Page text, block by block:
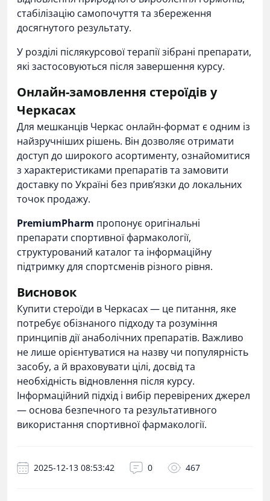
стабілізацію самопочуття та збереження
досягнутого результату.
У розділі післякурсової терапіїзібрані препарати,
які застосовуються після завершення курсу.
Онлайн-замовлення стероїдів у
Черкасах
Для мешканців Черкас онлайн-формат є одним із
найзручніших рішень. Він дозволяє отримати
доступ до широкого асортименту, ознайомитися
з характеристиками препаратів та замовити
доставку по Україні без прив’язки до локальних
точок продажу.
PremiumPharm пропонує оригінальні
препарати спортивної фармакології,
структурований каталог та інформаційну
підтримку для спортсменів різного рівня.
Висновок
Купити стероїди в Черкасах — це питання, яке
потребує обізнаного підходу та розуміння
принципів дії анаболічних препаратів. Важливо
не лише орієнтуватися на назву чи популярність
засобу, а й враховувати цілі, досвід та
необхідність відновлення після курсу.
Інформаційний підхід і вибір перевірених джерел
— основа безпечного та результативного
використання спортивної фармакології.
2025-12-13 08:53:42 0 467